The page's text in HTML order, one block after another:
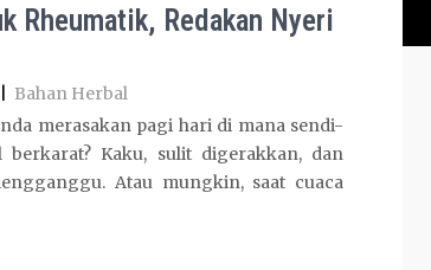
Rheumatik, Redakan Nyeri
Bahan Herbal
merasakan pagi hari di mana sendi-
berkarat? Kaku, sulit digerakkan, dan
Atau mungkin, saat cuaca